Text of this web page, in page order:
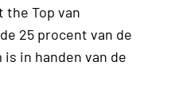
the Top van
25 procent van de
in handen van de